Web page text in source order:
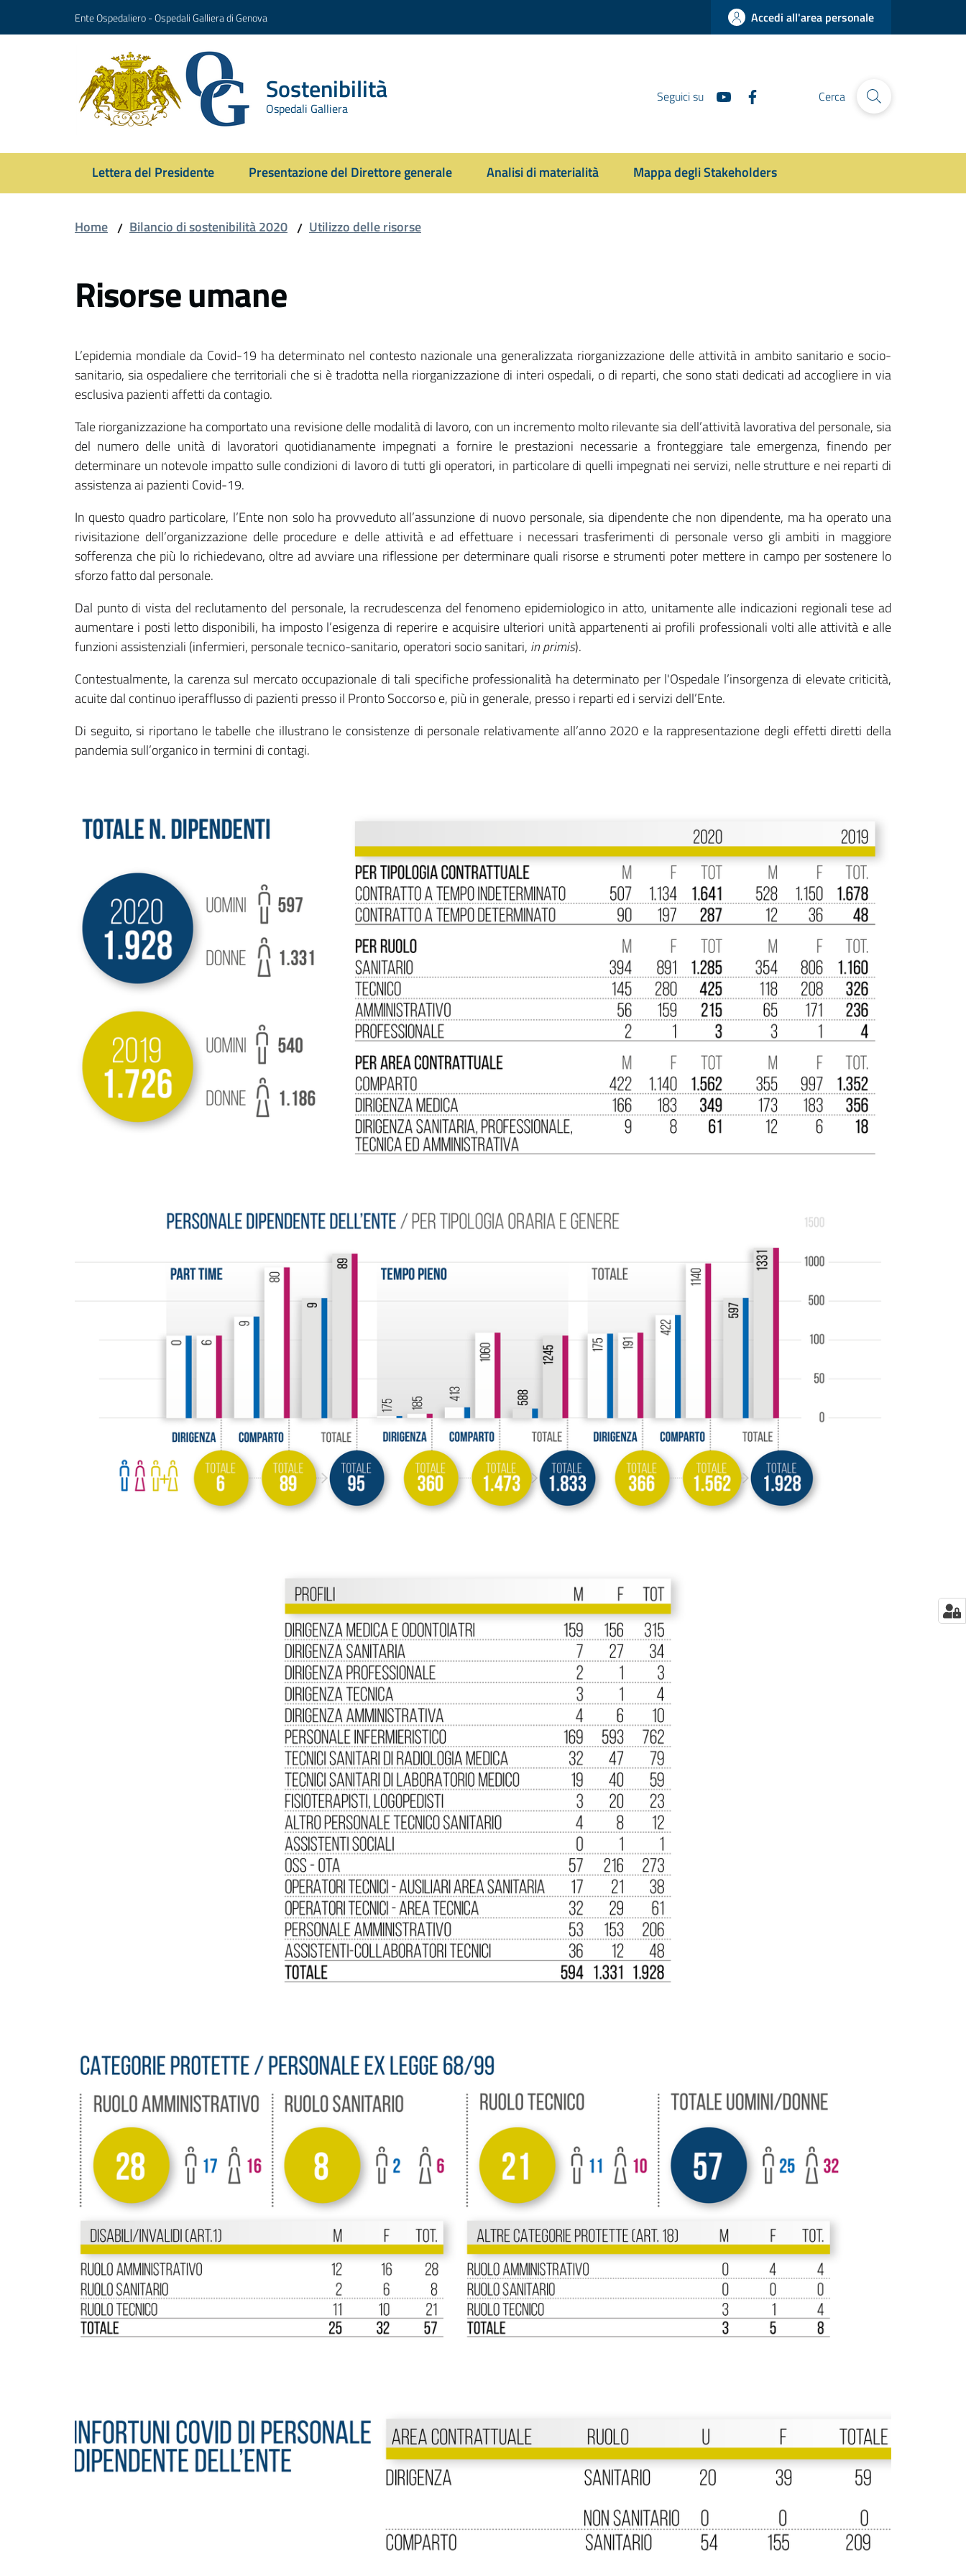
Vai al contenuto
Vai alla navigazioneEnte Ospedaliero - Ospedali Galliera di Genova Accedi all'area personale
Sostenibilità
Ospedali Galliera
Seguici su Cerca
Lettera del Presidente Presentazione del Direttore generale Analisi di materialità Mappa degli Stakeholders
Home / Bilancio di sostenibilità 2020 / Utilizzo delle risorse
Risorse umane
L’epidemia mondiale da Covid-19 ha determinato nel contesto nazionale una generalizzata riorganizzazione delle attività in ambito sanitario e socio-
sanitario, sia ospedaliere che territoriali che si è tradotta nella riorganizzazione di interi ospedali, o di reparti, che sono stati dedicati ad accogliere in via
esclusiva pazienti affetti da contagio.
Tale riorganizzazione ha comportato una revisione delle modalità di lavoro, con un incremento molto rilevante sia dell’attività lavorativa del personale, sia
del numero delle unità di lavoratori quotidianamente impegnati a fornire le prestazioni necessarie a fronteggiare tale emergenza, finendo per
determinare un notevole impatto sulle condizioni di lavoro di tutti gli operatori, in particolare di quelli impegnati nei servizi, nelle strutture e nei reparti di
assistenza ai pazienti Covid-19.
In questo quadro particolare, l’Ente non solo ha provveduto all’assunzione di nuovo personale, sia dipendente che non dipendente, ma ha operato una
rivisitazione dell’organizzazione delle procedure e delle attività e ad effettuare i necessari trasferimenti di personale verso gli ambiti in maggiore
sofferenza che più lo richiedevano, oltre ad avviare una riflessione per determinare quali risorse e strumenti poter mettere in campo per sostenere lo
sforzo fatto dal personale.
Dal punto di vista del reclutamento del personale, la recrudescenza del fenomeno epidemiologico in atto, unitamente alle indicazioni regionali tese ad
aumentare i posti letto disponibili, ha imposto l’esigenza di reperire e acquisire ulteriori unità appartenenti ai profili professionali volti alle attività e alle
funzioni assistenziali (infermieri, personale tecnico-sanitario, operatori socio sanitari, in primis).
Contestualmente, la carenza sul mercato occupazionale di tali specifiche professionalità ha determinato per l'Ospedale l’insorgenza di elevate criticità,
acuite dal continuo iperafflusso di pazienti presso il Pronto Soccorso e, più in generale, presso i reparti ed i servizi dell’Ente.
Di seguito, si riportano le tabelle che illustrano le consistenze di personale relativamente all’anno 2020 e la rappresentazione degli effetti diretti della
pandemia sull’organico in termini di contagi.